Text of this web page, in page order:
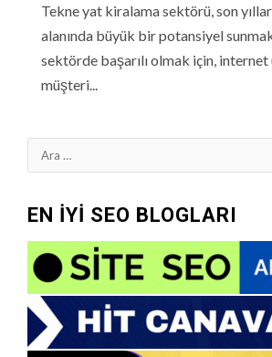
Tekne yat kiralama sektörü, son
alanında büyük bir potansiyel
sektörde başarılı olmak için,
müşteri...
Arama:
EN İYİ SEO BLOGLARI